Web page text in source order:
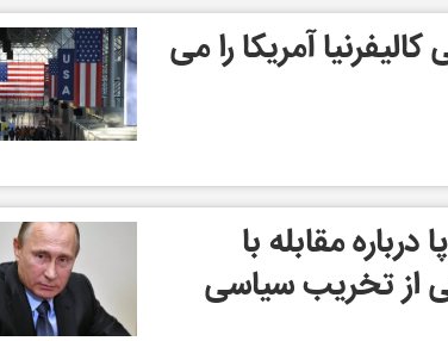
آمریکا را می
مقابله با
از تخریب سیاسی